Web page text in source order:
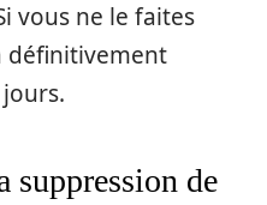
vous ne le faites
définitivement
suppression de